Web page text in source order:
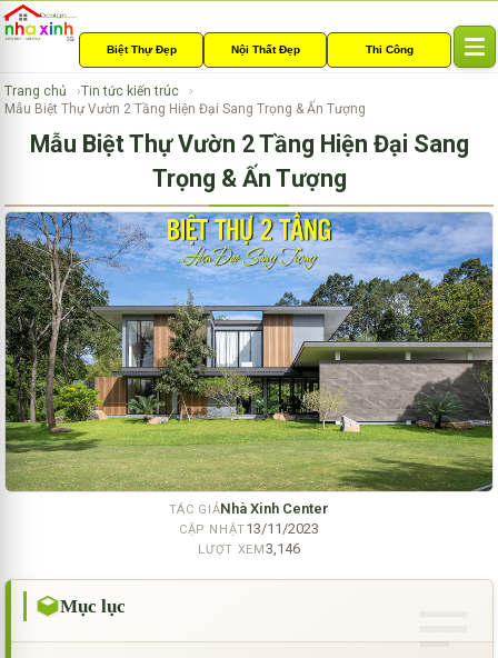
Biệt Thự Đẹp Nội Thất Đẹp Thi Công
l
a
v
i
g
a
t
i
o
n
Trang chủ
Tin tức kiến trúc
Mẫu Biệt Thự Vườn 2 Tầng Hiện Đại Sang Trọng & Ấn Tượng
Mẫu Biệt Thự Vườn 2 Tầng Hiện Đại Sang
Trọng & Ấn Tượng
TÁC GIẢNhà Xinh Center
CẬP NHẬT13/11/2023
LƯỢT XEM3,146
Mục lục